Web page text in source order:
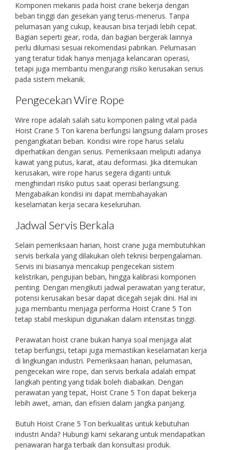
Komponen mekanis pada hoist crane bekerja dengan
beban tinggi dan gesekan yang terus-menerus. Tanpa
pelumasan yang cukup, keausan bisa terjadi lebih cepat.
Bagian seperti gear, roda, dan bagian bergerak lainnya
perlu dilumasi sesuai rekomendasi pabrikan. Pelumasan
yang teratur tidak hanya menjaga kelancaran operasi,
tetapi juga membantu mengurangi risiko kerusakan serius
pada sistem mekanik.
Pengecekan Wire Rope
Wire rope adalah salah satu komponen paling vital pada
Hoist Crane 5 Ton karena berfungsi langsung dalam proses
pengangkatan beban. Kondisi wire rope harus selalu
diperhatikan dengan serius. Pemeriksaan meliputi adanya
kawat yang putus, karat, atau deformasi. Jika ditemukan
kerusakan, wire rope harus segera diganti untuk
menghindari risiko putus saat operasi berlangsung.
Mengabaikan kondisi ini dapat membahayakan
keselamatan kerja secara keseluruhan.
Jadwal Servis Berkala
Selain pemeriksaan harian, hoist crane juga membutuhkan
servis berkala yang dilakukan oleh teknisi berpengalaman.
Servis ini biasanya mencakup pengecekan sistem
kelistrikan, pengujian beban, hingga kalibrasi komponen
penting. Dengan mengikuti jadwal perawatan yang teratur,
potensi kerusakan besar dapat dicegah sejak dini. Hal ini
juga membantu menjaga performa Hoist Crane 5 Ton
tetap stabil meskipun digunakan dalam intensitas tinggi.
Perawatan hoist crane bukan hanya soal menjaga alat
tetap berfungsi, tetapi juga memastikan keselamatan kerja
di lingkungan industri. Pemeriksaan harian, pelumasan,
pengecekan wire rope, dan servis berkala adalah empat
langkah penting yang tidak boleh diabaikan. Dengan
perawatan yang tepat, Hoist Crane 5 Ton dapat bekerja
lebih awet, aman, dan efisien dalam jangka panjang.
Butuh Hoist Crane 5 Ton berkualitas untuk kebutuhan
industri Anda? Hubungi kami sekarang untuk mendapatkan
penawaran harga terbaik dan konsultasi produk.